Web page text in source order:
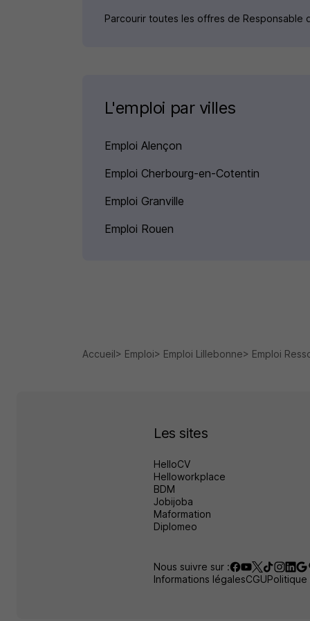
Parcourir toutes les offres de Responsable
L'emploi par villes
Emploi Alençon
Emploi Cherbourg-en-Cotentin
Emploi Granville
Emploi Rouen
Accueil Emploi Emploi Lillebonne Emploi
Les sites
HelloCV
Helloworkplace
BDM
Jobijoba
Maformation
Diplomeo
Nous suivre sur :
Informations légalesCGU